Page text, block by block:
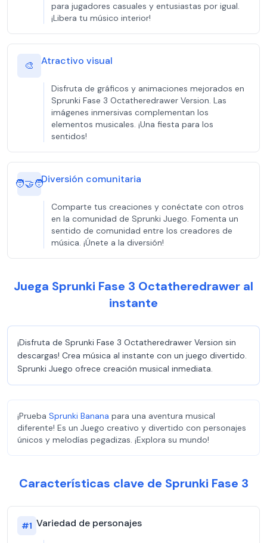
para jugadores casuales y entusiastas por igual.
¡Libera tu músico interior!
🎨 Atractivo visual
Disfruta de gráficos y animaciones mejorados en
Sprunki Fase 3 Octatheredrawer Version. Las
imágenes inmersivas complementan los
elementos musicales. ¡Una fiesta para los
sentidos!
🧑‍🤝‍🧑Diversión comunitaria
Comparte tus creaciones y conéctate con otros
en la comunidad de Sprunki Juego. Fomenta un
sentido de comunidad entre los creadores de
música. ¡Únete a la diversión!
Juega Sprunki Fase 3 Octatheredrawer al
instante
¡Disfruta de Sprunki Fase 3 Octatheredrawer Version sin
descargas! Crea música al instante con un juego divertido.
Sprunki Juego ofrece creación musical inmediata.
¡Prueba Sprunki Banana para una aventura musical
diferente! Es un Juego creativo y divertido con personajes
únicos y melodías pegadizas. ¡Explora su mundo!
Características clave de Sprunki Fase 3
#1 Variedad de personajes